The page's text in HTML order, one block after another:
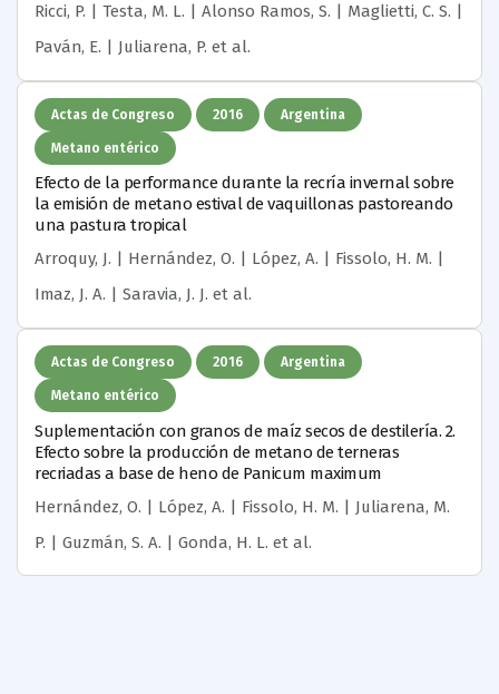
Ricci, P. | Testa, M. L. | Alonso Ramos, S. | Maglietti, C. S. |
Paván, E. | Juliarena, P. et al.
Actas de Congreso 2016 Argentina
Metano entérico
Efecto de la performance durante la recría invernal sobre
la emisión de metano estival de vaquillonas pastoreando
una pastura tropical
Arroquy, J. | Hernández, O. | López, A. | Fissolo, H. M. |
Imaz, J. A. | Saravia, J. J. et al.
Actas de Congreso 2016 Argentina
Metano entérico
Suplementación con granos de maíz secos de destilería. 2.
Efecto sobre la producción de metano de terneras
recriadas a base de heno de Panicum maximum
Hernández, O. | López, A. | Fissolo, H. M. | Juliarena, M.
P. | Guzmán, S. A. | Gonda, H. L. et al.